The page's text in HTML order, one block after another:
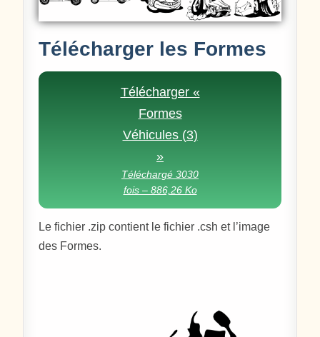
Télécharger les Formes
Télécharger «
Formes
Véhicules (3)
»
Téléchargé 3030
fois – 886,26 Ko
Le fichier .zip contient le fichier .csh et l’image
des Formes.